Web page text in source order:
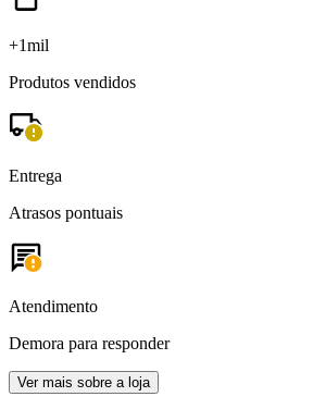
+1mil
Produtos vendidos
Entrega
Atrasos pontuais
Atendimento
Demora para responder
Ver mais sobre a loja